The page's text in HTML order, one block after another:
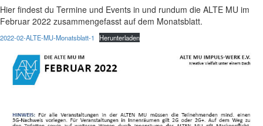
Hier findest du Termine und Events in und rundum die ALTE MU im
Februar 2022 zusammengefasst auf dem Monatsblatt.
2022-02-ALTE-MU-Monatsblatt-1 Herunterladen